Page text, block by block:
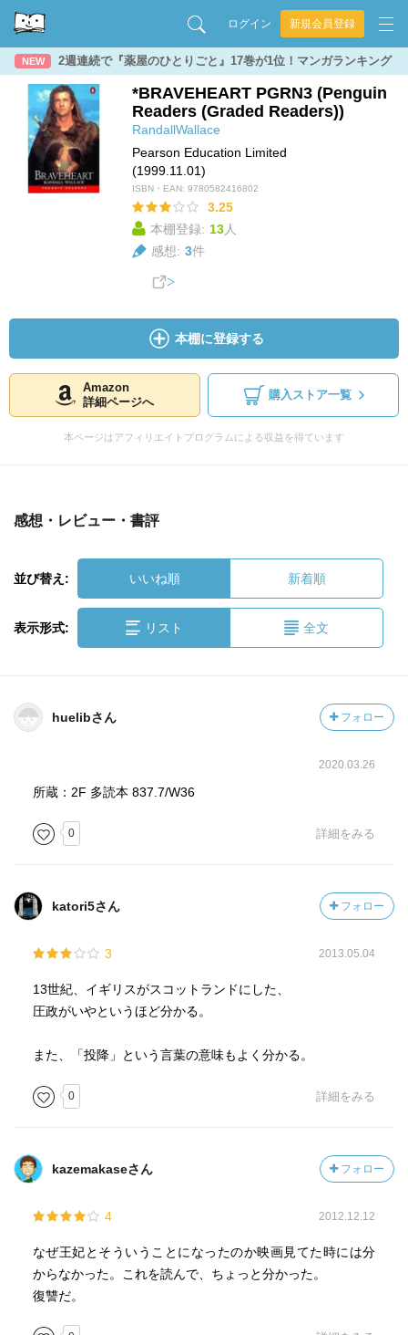
ログイン 新規会員登録
NEW 2週連続で『薬屋のひとりごと』17巻が1位！マンガランキング
*BRAVEHEART PGRN3 (Penguin
Readers (Graded Readers))
RandallWallace
Pearson Education Limited
(1999.11.01)
ISBN・EAN: 9780582416802
3.25
本棚登録: 13人
感想: 3件
本棚に登録する
Amazon
詳細ページへ
購入ストア一覧
本ページはアフィリエイトプログラムによる収益を得ています
感想・レビュー・書評
並び替え: いいね順 新着順
表示形式: リスト 全文
huelibさん フォロー
2020.03.26
所蔵：2F 多読本 837.7/W36
0 詳細をみる
katori5さん フォロー
3 2013.05.04
13世紀、イギリスがスコットランドにした、
圧政がいやというほど分かる。
また、「投降」という言葉の意味もよく分かる。
0 詳細をみる
kazemakaseさん フォロー
4 2012.12.12
なぜ王妃とそういうことになったのか映画見てた時には分
からなかった。これを読んで、ちょっと分かった。
復讐だ。